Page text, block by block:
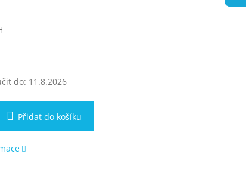
do: 11.8.2026
Přidat do košíku